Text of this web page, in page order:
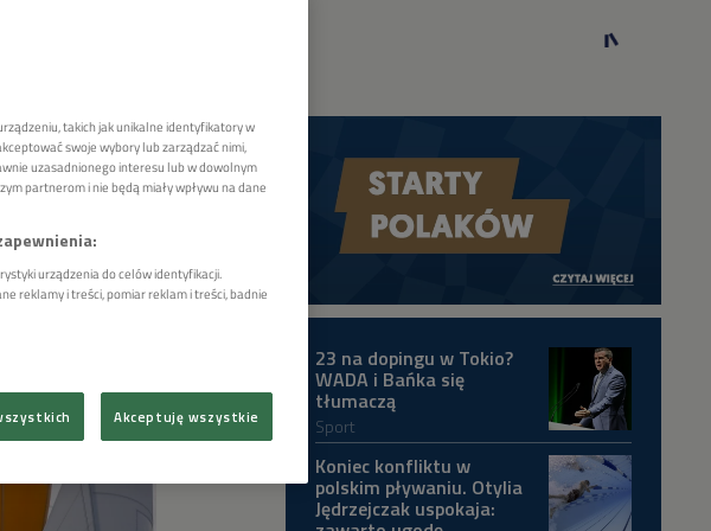
trzecie
15.
23 na dopingu w Tokio?
WADA i Bańka się
tłumaczą
Sport
Koniec konfliktu w
polskim pływaniu. Otylia
Jędrzejczak uspokaja:
takich jak unikalne identyfikatory w
swoje wybory lub zarządzać nimi,
uzasadnionego interesu lub w dowolnym
partnerom i nie będą miały wpływu na dane
urządzenia do celów identyfikacji.
reklamy i treści, pomiar reklam i treści, badnie
Akceptuję wszystkie